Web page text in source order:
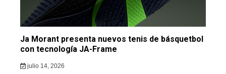
Ja Morant presenta nuevos tenis de básquetbol
con tecnología JA-Frame
julio 14, 2026